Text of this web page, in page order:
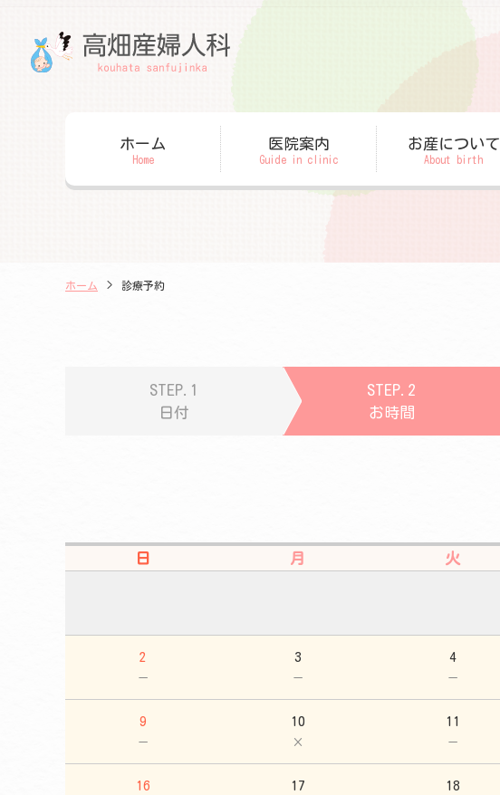
ホーム
Home
医院案内
Guide in clinic
お産について
About birth
ホーム > 診療予約
STEP.1
日付
STEP.2
お時間
日 月 火
2
－
3
－
4
－
9
－
10
×
11
－
16 17 18